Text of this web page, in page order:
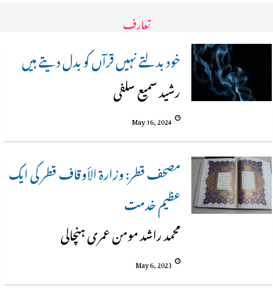
تعارف
خود بدلتے نہیں قرآں کو بدل دیتے ہیں
رشید سمیع سلفی
May 16, 2024
مصحف قطر: وزارة الأوقاف قطر كى ایک
عظيم خدمت
محمد راشد مومن عمری ہنچالی
May 6, 2023